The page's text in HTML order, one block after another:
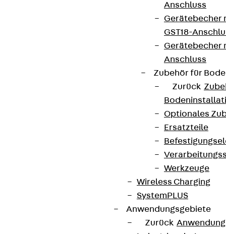
Anschluss
Gerätebecher
GST18-
Gerätebecher
Anschluss
Zubehör für
Zurück
Optionales
Ersatzteile
Werkzeuge
Wireless Charging
SystemPLUS
Anwendungsgebiete
Zurück